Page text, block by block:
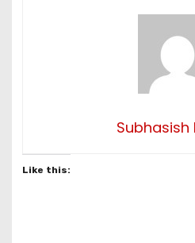
Subhasish
Like this: